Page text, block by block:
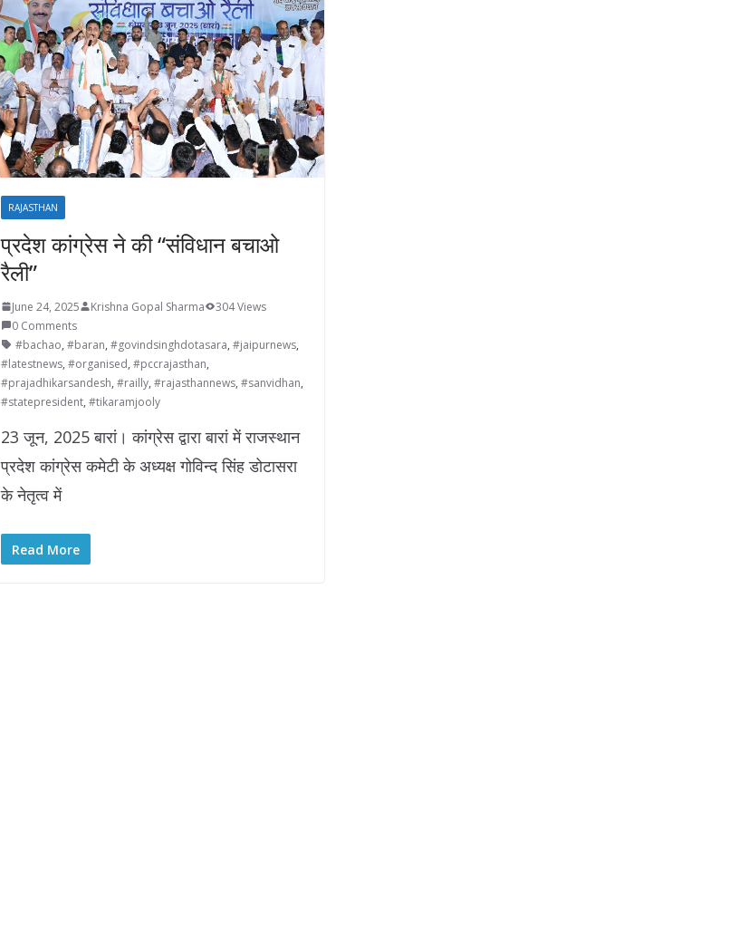
RAJASTHAN
प्रदेश कांग्रेस ने की “संविधान बचाओ
रैली”
June 24, 2025 Krishna Gopal Sharma
304 Views
0 Comments
#bachao,#baran,#govindsinghdotasara,#jaipurnews,
#latestnews,#organised,#pccrajasthan,
#prajadhikarsandesh,#railly,#rajasthannews,#sanvidhan,
#statepresident,#tikaramjooly
23 जून, 2025 बारां। कांग्रेस द्वारा बारां में राजस्थान
प्रदेश कांग्रेस कमेटी के अध्यक्ष गोविन्द सिंह डोटासरा
के नेतृत्व में
Read More